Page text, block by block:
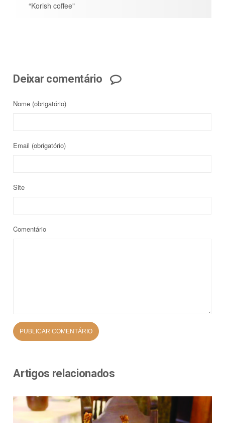
“Korish coffee"
Deixar comentário
Nome (obrigatório)
Email (obrigatório)
Site
Comentário
Artigos relacionados